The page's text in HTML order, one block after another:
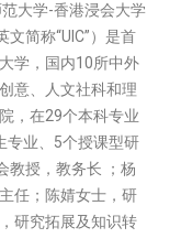
大学-香港浸会大学
简称“UIC”）是首
学，国内10所中外
意、人文社科和理
，在29个本科专业
专业、5个授课型研
教授，教务长 ；杨
任；陈婧女士，研
研究拓展及知识转